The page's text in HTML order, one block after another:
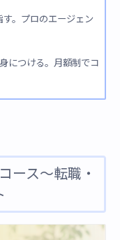
す。プロのエージェン
につける。月額制でコ
ース〜転職・